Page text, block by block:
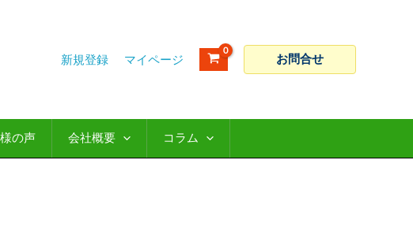
新規登録 お問合せ
の声 会社概要 コラム
カゴ